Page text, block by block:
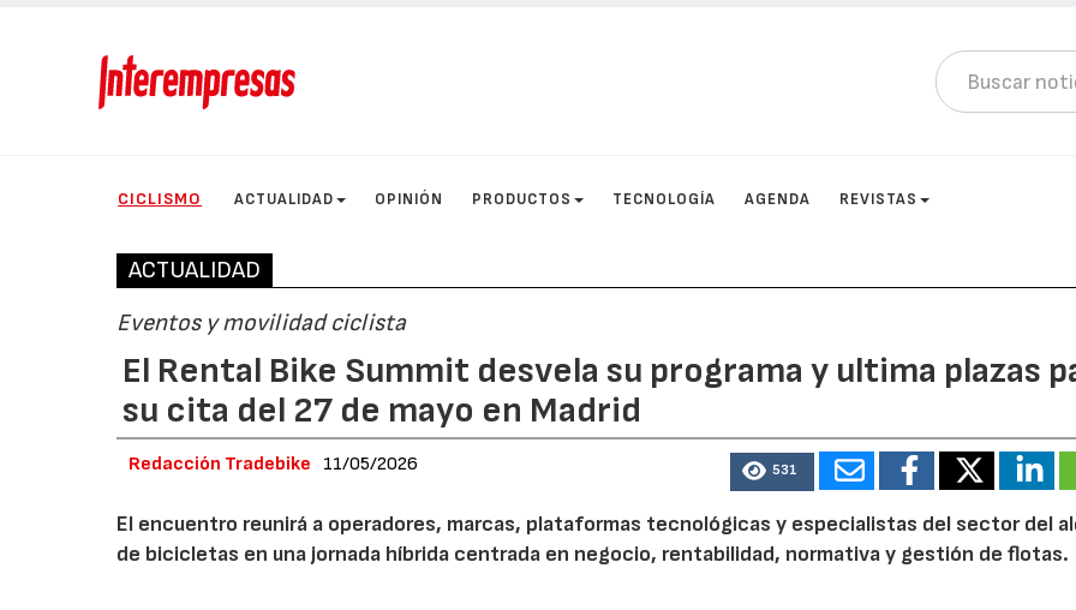
CICLISMO ACTUALIDAD OPINIÓN PRODUCTOS TECNOLOGÍA AGENDA REVISTAS
ACTUALIDAD
Eventos y movilidad ciclista
El Rental Bike Summit desvela su programa y ultima plazas
su cita del 27 de mayo en Madrid
Redacción Tradebike 11/05/2026 531
El encuentro reunirá a operadores, marcas, plataformas tecnológicas y especialistas del sector del
de bicicletas en una jornada híbrida centrada en negocio, rentabilidad, normativa y gestión de flotas.